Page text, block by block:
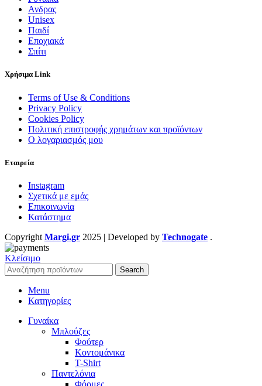
Ανδρας
Unisex
Παιδί
Εποχιακά
Σπίτι
Χρήσιμα Link
Terms of Use & Conditions
Privacy Policy
Cookies Policy
Πολιτική επιστροφής χρημάτων και προϊόντων
Ο λογαριασμός μου
Εταιρεία
Instagram
Σχετικά με εμάς
Επικοινωνία
Κατάστημα
Copyright Margi.gr 2025 | Developed by Technogate .
Κλείσιμο
Search
Menu
Κατηγορίες
Γυναίκα
Μπλούζες
Φούτερ
Κοντομάνικα
T-Shirt
Παντελόνια
Φόρμες